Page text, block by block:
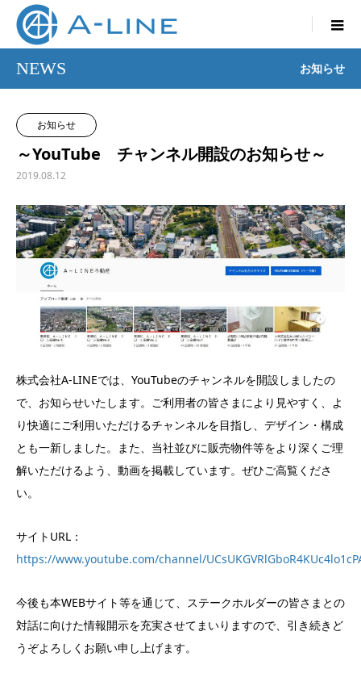
NEWS お知らせ
お知らせ
～YouTube チャンネル開設のお知らせ～
2019.08.12
株式会社A-LINEでは、YouTubeのチャンネルを開設しましたの
で、お知らせいたします。ご利用者の皆さまにより見やすく、よ
り快適にご利用いただけるチャンネルを目指し、デザイン・構成
とも一新しました。また、当社並びに販売物件等をより深くご理
解いただけるよう、動画を掲載しています。ぜひご高覧くださ
い。
サイトURL：
https://www.youtube.com/channel/
今後も本WEBサイト等を通じて、ステークホルダーの皆さまとの
対話に向けた情報開示を充実させてまいりますので、引き続きど
うぞよろしくお願い申し上げます。